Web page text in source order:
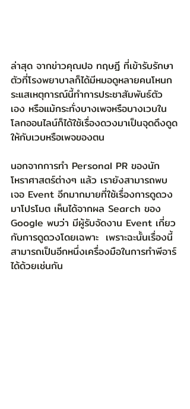
ล่าสุด จากข่าวคุณปอ ทฤษฏี ที่เข้ารับรักษา
ตัวที่โรงพยาบาลก็ได้มีหมอดูหลายคนโหนก
ระแสเหตุการณ์นี้ทำการประชาสัมพันธ์ตัว
เอง หรือแม้กระทั่งบางเพจหรือบางเวบใน
โลกออนไลน์ก็ได้ใช้เรื่องดวงมาเป็นจุดดึงดูด
ให้กับเวบหรือเพจของตน
นอกจากการทำ Personal PR ของนัก
โหราศาสตร์ต่างๆ แล้ว เรายังสามารถพบ
เจอ Event อีกมากมายที่ใช้เรื่องการดูดวง
มาโปรโมต เห็นได้จากผล Search ของ
Google พบว่า มีผู้รับจัดงาน Event เกี่ยว
กับการดูดวงโดยเฉพาะ  เพราะฉะนั้นเรื่องนี้
สามารถเป็นอีกหนึ่งเครื่องมือในการทำพีอาร์
ได้ด้วยเช่นกัน